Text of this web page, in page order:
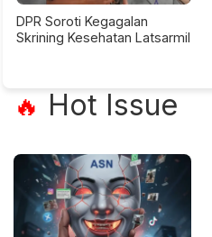
DPR Soroti Kegagalan
Skrining Kesehatan Latsarmil
🔥 Hot Issue